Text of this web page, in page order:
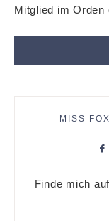
Mitglied im
MISS
Finde mich